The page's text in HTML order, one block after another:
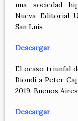
una sociedad
Nueva Editorial
San Luis
Descargar
El ocaso triunfal
Biondi a Peter
2019. Buenos
Descargar